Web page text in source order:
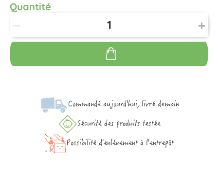
Quantité
Commandé aujourd'hui, livré demain
Sécurité des produits testée
Possibilité d'enlèvement à l'entrepôt